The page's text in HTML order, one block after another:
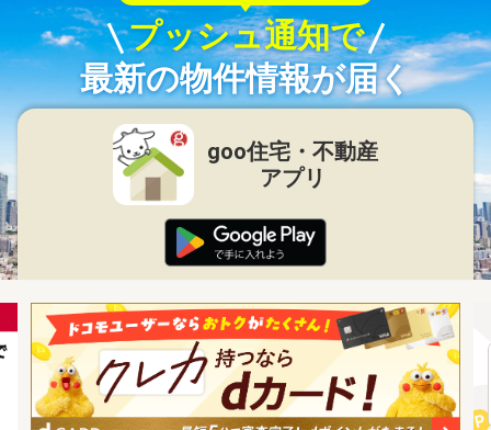
プッシュ通知で
最新の物件情報が届く
goo住宅・不動産
アプリ